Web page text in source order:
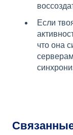
Если
что она